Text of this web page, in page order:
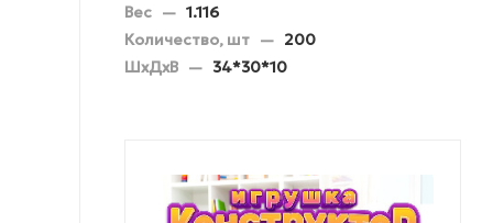
Вес — 1.116
Количество, шт — 200
ШхДхВ — 34*30*10